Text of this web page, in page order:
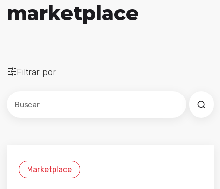
marketplace
Filtrar por
Marketplace